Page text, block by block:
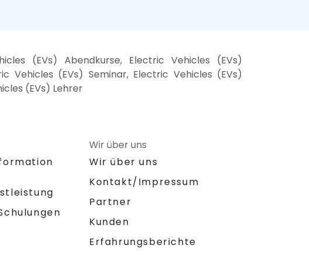
(EVs) Abendkurse, Electric Vehicles (EVs)
Vehicles (EVs) Seminar, Electric Vehicles (EVs)
(EVs) Lehrer
Wir über uns
Wir über uns
Kontakt/Impressum
Partner
Kunden
Erfahrungsberichte